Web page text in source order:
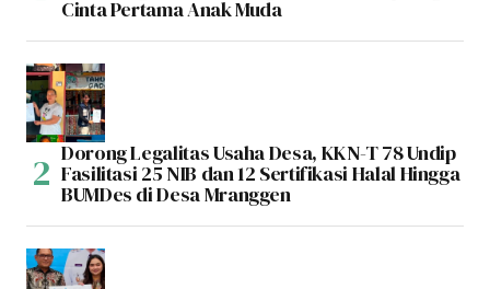
Cinta Pertama Anak Muda
Dorong Legalitas Usaha Desa, KKN-T 78 Undip
Fasilitasi 25 NIB dan 12 Sertifikasi Halal Hingga
BUMDes di Desa Mranggen